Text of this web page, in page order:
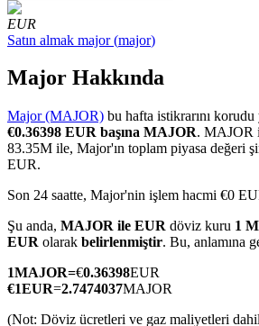
COIN-M Vadeli İşlemleri
TradFi
Hisse senetleri, döviz, değerli
EUR
Satın almak major(major)
Major Hakkında
Major (MAJOR) bu hafta istikrarını
€0.36398 EUR başına MAJOR. MAJOR
83.35M ile, Major'ın toplam piyasa değeri
EUR.
Son 24 saatte, Major'nin işlem hacmi €0
Şu anda, MAJOR ile EUR döviz kuru 1
EUR olarak belirlenmiştir. Bu, anlamına
1MAJOR=€0.36398EUR
€1EUR=2.7474037MAJOR
(Not: Döviz ücretleri ve gaz maliyetleri